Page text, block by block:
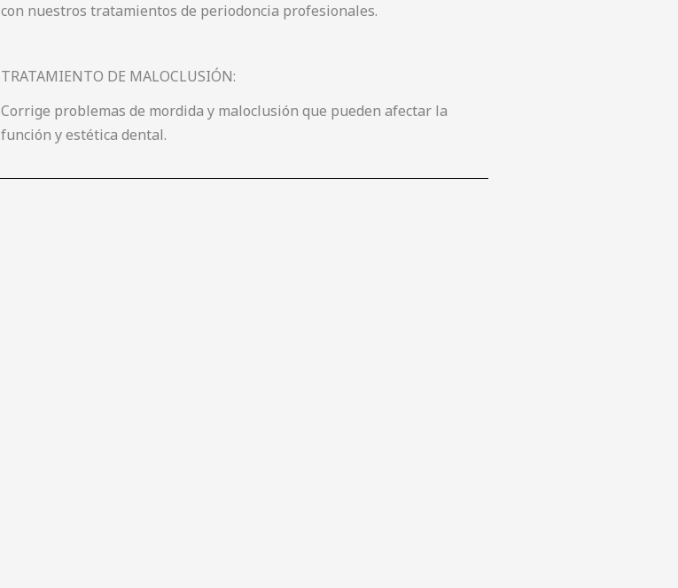
con nuestros tratamientos de periodoncia profesionales.
TRATAMIENTO DE MALOCLUSIÓN:
Corrige problemas de mordida y maloclusión que pueden afectar la
función y estética dental.